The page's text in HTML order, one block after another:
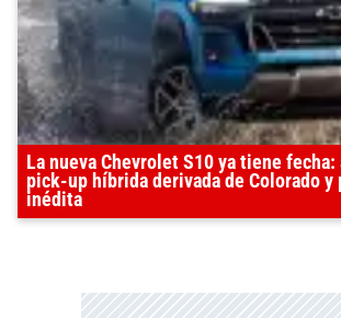
La nueva Chevrolet S10 ya tiene fecha:
pick-up híbrida derivada de Colorado y
inédita